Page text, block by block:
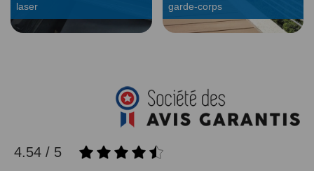
laser
garde-corps
4.54 / 5